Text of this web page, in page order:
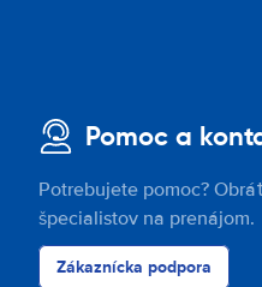
Pomoc a
Potrebujete pomoc?
špecialistov na prenájom.
Zákaznícka podpora